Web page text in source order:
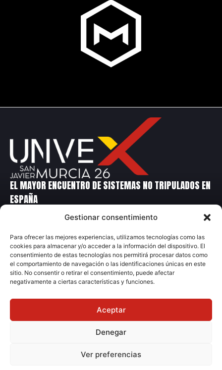
Gestionar consentimiento
Para ofrecer las mejores experiencias, utilizamos tecnologías como las
cookies para almacenar y/o acceder a la información del dispositivo. El
consentimiento de estas tecnologías nos permitirá procesar datos como
el comportamiento de navegación o las identificaciones únicas en este
sitio. No consentir o retirar el consentimiento, puede afectar
negativamente a ciertas características y funciones.
Aceptar
Denegar
Ver preferencias
EL MAYOR ENCUENTRO DE SISTEMAS NO TRIPULADOS EN
ESPAÑA
+34 699 14 86 90
+34 91 231 70 04
unvex@grupometalia.com